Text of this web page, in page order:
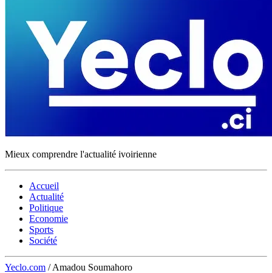
Mieux comprendre l'actualité ivoirienne
Accueil
Actualité
Politique
Economie
Sports
Société
Yeclo.com / Amadou Soumahoro